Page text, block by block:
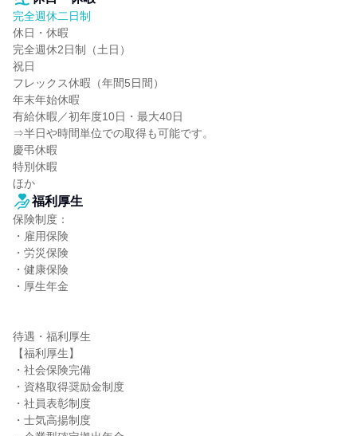
完全週休二日制
休日・休暇
完全週休2日制（土日）
祝日
フレックス休暇（年間5日間）
年末年始休暇
有給休暇／初年度10日・最大40日
⇒半日や時間単位での取得も可能です。
慶弔休暇
特別休暇
ほか
福利厚生
保険制度：
・雇用保険
・労災保険
・健康保険
・厚生年金
待遇・福利厚生
【福利厚生】
・社会保険完備
・資格取得奨励金制度
・社員表彰制度
・士気高揚制度